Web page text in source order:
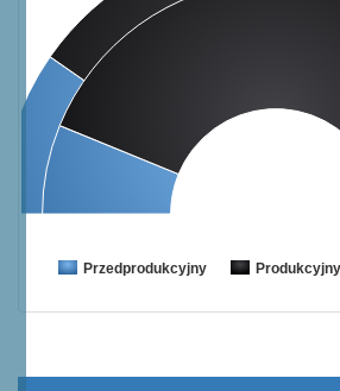
Przedprodukcyjny Produkcyjny